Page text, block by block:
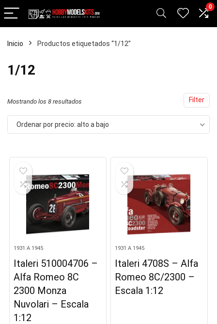
0
Inicio Productos etiquetados “1/12”
1/12
Filter
Mostrando los 8 resultados
por
precio:
a
Ordenar por precio: alto a bajo
1931 A 1945
Italeri 510004706 –
Alfa Romeo 8C
2300 Monza
Nuvolari – Escala
1:12
1931 A 1945
Italeri 4708S – Alfa
Romeo 8C/2300 –
Escala 1:12